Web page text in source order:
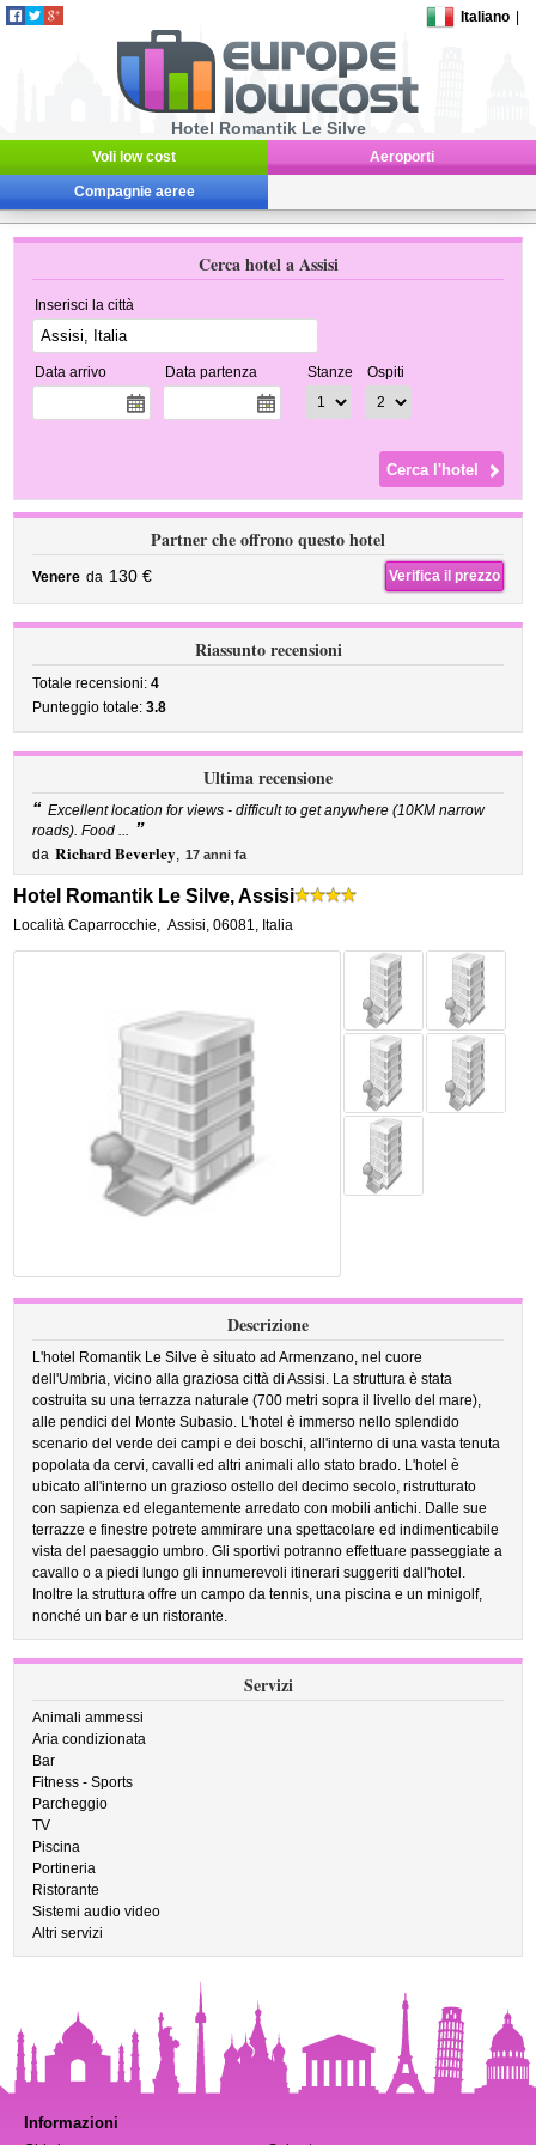
Italiano
Hotel Romantik Le Silve
Voli low cost Aeroporti
Compagnie aeree
Cerca hotel a Assisi
Inserisci la città
Data arrivo Data partenza Stanze Ospiti
Partner che offrono questo hotel
Venere da 130 € Verifica il prezzo
Riassunto recensioni
Totale recensioni:4
Punteggio totale:3.8
Ultima recensione
“ Excellent location for views - difficult to get anywhere (10KM narrow
roads). Food ... ”
da Richard Beverley, 17 anni fa
Hotel Romantik Le Silve, Assisi
Località Caparrocchie, Assisi,06081, Italia
Descrizione
L'hotel Romantik Le Silve è situato ad Armenzano, nel cuore
dell'Umbria, vicino alla graziosa città di Assisi. La struttura è stata
costruita su una terrazza naturale (700 metri sopra il livello del mare),
alle pendici del Monte Subasio. L'hotel è immerso nello splendido
scenario del verde dei campi e dei boschi, all'interno di una vasta tenuta
popolata da cervi, cavalli ed altri animali allo stato brado. L'hotel è
ubicato all'interno un grazioso ostello del decimo secolo, ristrutturato
con sapienza ed elegantemente arredato con mobili antichi. Dalle sue
terrazze e finestre potrete ammirare una spettacolare ed indimenticabile
vista del paesaggio umbro. Gli sportivi potranno effettuare passeggiate a
cavallo o a piedi lungo gli innumerevoli itinerari suggeriti dall'hotel.
Inoltre la struttura offre un campo da tennis, una piscina e un minigolf,
nonché un bar e un ristorante.
Servizi
Animali ammessi
Aria condizionata
Bar
Fitness - Sports
Parcheggio
TV
Piscina
Portineria
Ristorante
Sistemi audio video
Altri servizi
Informazioni